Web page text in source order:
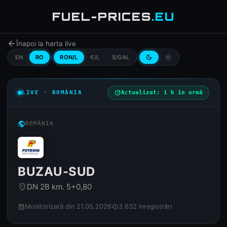
FUEL-PRICES.EU
arrow_backÎnapoi la harta live
EN RO RON/L €/L $/GAL dark_mode light_mode
LIVE · ROMÂNIA updateActualizat: 1 h în urmă
publicROMÂNIA
BUZAU-SUD
place DN 2B km. 5+0,80
calendar_month Monitorizată din 21.05.2026history3,632 înregistrări